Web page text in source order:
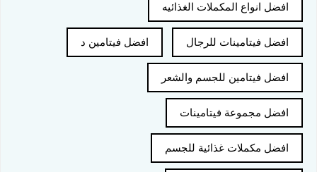
افضل انواع المكملات الغذائيه
افضل فيتامينات للرجال افضل فيتامين د
افضل فيتامين للجسم والشعر
افضل مجموعة فيتامينات
افضل مكملات غذائية للجسم